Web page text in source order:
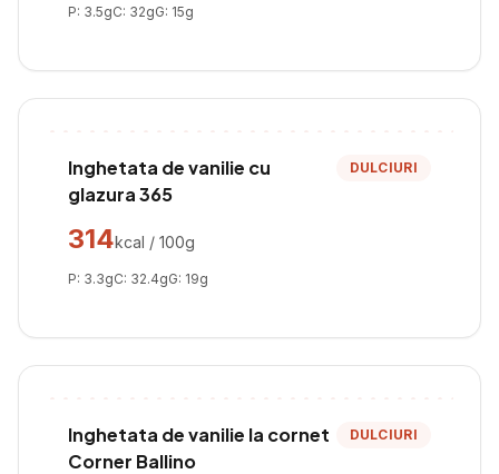
P: 3.5gC: 32gG: 15g
Inghetata de vanilie cu
glazura 365
DULCIURI
314kcal / 100g
P: 3.3gC: 32.4gG: 19g
Inghetata de vanilie la cornet
Corner Ballino
DULCIURI